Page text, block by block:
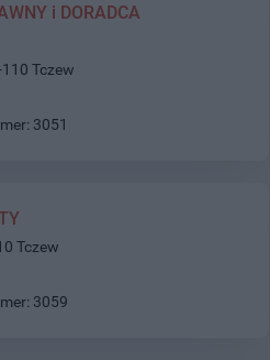
i DORADCA
Tczew
3051
Tczew
3059